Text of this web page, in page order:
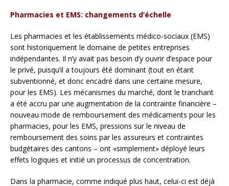
Pharmacies et EMS: changements d’échelle
Les pharmacies et les établissements médico-sociaux (EMS)
sont historiquement le domaine de petites entreprises
indépendantes. Il n’y avait pas besoin d’y ouvrir d’espace pour
le privé, puisqu’il a toujours été dominant (tout en étant
subventionné, et donc encadré dans une certaine mesure,
pour les EMS). Les mécanismes du marché, dont le tranchant
a été accru par une augmentation de la contrainte financière –
nouveau mode de remboursement des médicaments pour les
pharmacies, pour les EMS, pressions sur le niveau de
remboursement des soins par les assureurs et contraintes
budgétaires des cantons – ont «simplement» déployé leurs
effets logiques et initié un processus de concentration.
Dans la pharmacie, comme indiqué plus haut, celui-ci est déjà